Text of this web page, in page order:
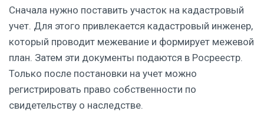
Сначала нужно поставить участок на кадастровый
учет. Для этого привлекается кадастровый инженер,
который проводит межевание и формирует межевой
план. Затем эти документы подаются в Росреестр.
Только после постановки на учет можно
регистрировать право собственности по
свидетельству о наследстве.